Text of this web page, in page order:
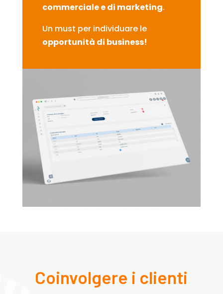
commerciale e di marketing.
Un must per individuare le
opportunità di business!
Coinvolgere i clienti